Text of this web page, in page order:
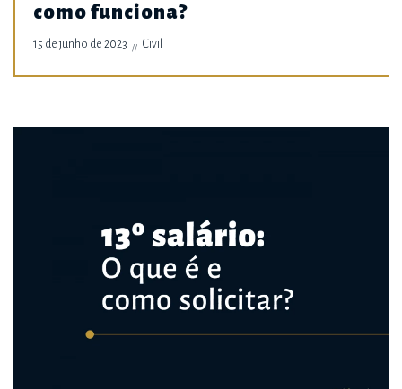
como funciona?
15 de junho de 2023 Civil